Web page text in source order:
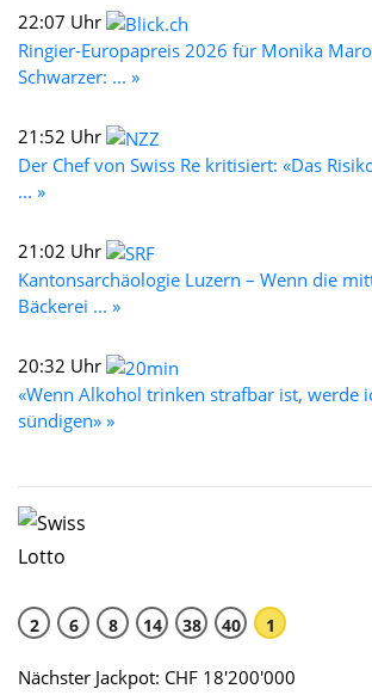
22:07 Uhr
Ringier-Europapreis 2026 für Monika
Schwarzer: ... »
21:52 Uhr
Der Chef von Swiss Re kritisiert: «Das
... »
21:02 Uhr
Kantonsarchäologie Luzern – Wenn die
Bäckerei ... »
20:32 Uhr
«Wenn Alkohol trinken strafbar ist, werde
sündigen» »
2 6 8 14 38 40 1
Nächster Jackpot: CHF 18'200'000